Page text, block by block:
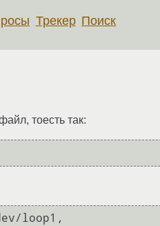
Трекер Поиск
тоесть так:
loop1,